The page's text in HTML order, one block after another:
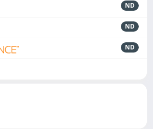
ND
ND
ND